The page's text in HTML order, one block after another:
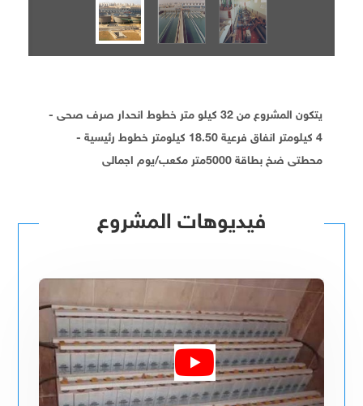
يتكون المشروع من 32 كيلو متر خطوط انحدار صرف صحى -
4 كيلومتر انفاق فرعية 18.50 كيلومتر خطوط رئيسية -
محطتى ضخ بطاقة 5000متر مكعب/يوم اجمالى
فيديوهات المشروع